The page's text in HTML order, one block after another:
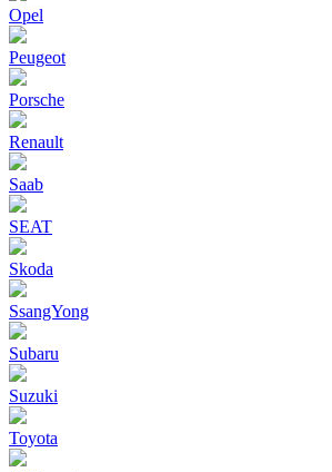
Opel
Peugeot
Porsche
Renault
Saab
SEAT
Skoda
SsangYong
Subaru
Suzuki
Toyota